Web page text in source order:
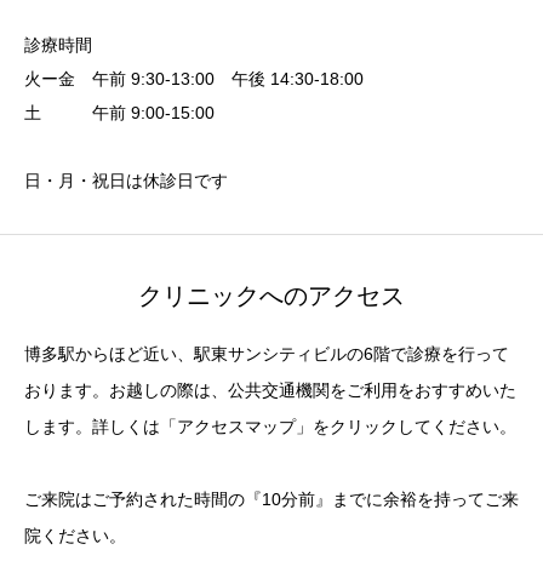
診療時間
火ー金 午前 9:30-13:00 午後 14:30-18:00
土 午前 9:00-15:00
日・月・祝日は休診日です
クリニックへのアクセス
博多駅からほど近い、駅東サンシティビルの6階で診療を行って
おります。お越しの際は、公共交通機関をご利用をおすすめいた
します。詳しくは「アクセスマップ」をクリックしてください。
ご来院はご予約された時間の『10分前』までに余裕を持ってご来
院ください。